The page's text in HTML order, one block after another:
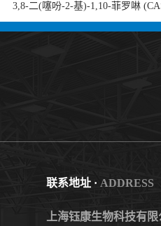
3,8-二(噻吩-2-基)-1,10-菲罗啉
753491-32-6)1,10-Phenanthroline, 3,8-
联系地址 · ADDRESS
上海钰康生物科技有限